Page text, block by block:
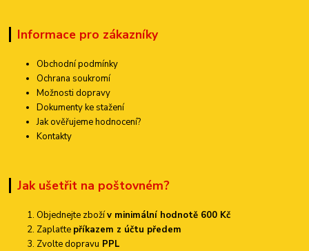
Informace pro zákazníky
Obchodní podmínky
Ochrana soukromí
Možnosti dopravy
Dokumenty ke stažení
Jak ověřujeme hodnocení?
Kontakty
Jak ušetřit na poštovném?
Objednejte zbožív minimální hodnotě 600 Kč
Zaplaťte příkazem z účtu předem
Zvolte dopravu PPL